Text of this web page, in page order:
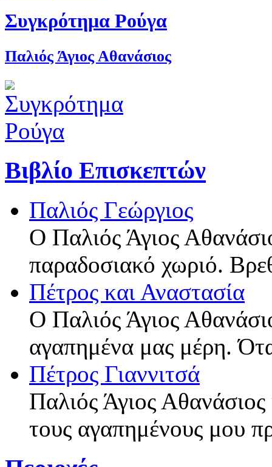
Συγκρότημα Ρούγα
Παλιός Άγιος Αθανάσιος
Βιβλίο Επισκεπτών
Παλιός Γεώργιος
Ο Παλιός Άγιος
παραδοσιακό χωριό.
Πέτρος και Αναστασία
Ο Παλιός Άγιος
αγαπημένα μας μέρη.
Πέτρος Γιαννιτσά
Παλιός Άγιος
τους αγαπημένους μου